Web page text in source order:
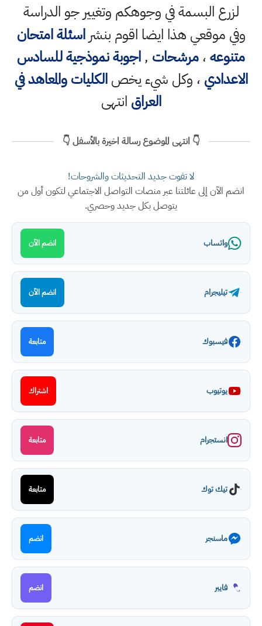
لزرع البسمة في وجوهكم وتغيير جو الدراسة
وفي موقعي هذا ايضا اقوم بنشراسئلة امتحان
متنوعه،مرشحات ,اجوبة نموذجية للسادس
الاعدادي ، وكل شيء يخصالكليات والمعاهد في
العراق انتهى
👇 انتهى الموضوع رسالة اخيرة بالأسفل 👇
لا تفوت جديد التحديثات والشروحات!
انضم الآن إلى عائلتنا عبر منصات التواصل الاجتماعي لتكون أول من
يتوصل بكل جديد وحصري.
واتساب انضم الآن
تيليجرام انضم الآن
فيسبوك متابعة
يوتيوب اشتراك
انستجرام متابعة
تيك توك متابعة
ماسنجر انضم
فايبر انضم